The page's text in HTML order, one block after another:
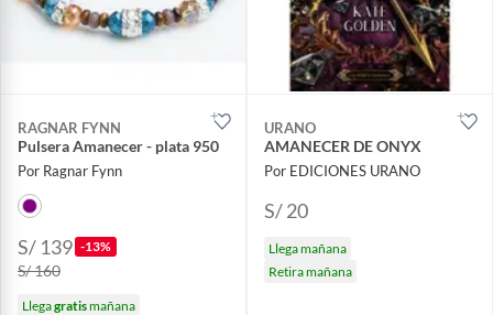
RAGNAR FYNN
Pulsera Amanecer - plata 950
Por Ragnar Fynn
S/ 139 -13%
S/ 160
Llegagratismañana
URANO
AMANECER DE ONYX
Por EDICIONES URANO
S/ 20
Llega mañana
Retira mañana